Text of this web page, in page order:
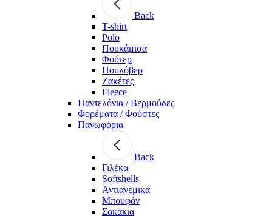
Back
T-shirt
Polo
Πουκάμισα
Φούτερ
Πουλόβερ
Ζακέτες
Fleece
Παντελόνια / Βερμούδες
Φορέματα / Φούστες
Πανωφόρια
Back
Γιλέκα
Softshells
Αντιανεμικά
Μπουφάν
Σακάκια